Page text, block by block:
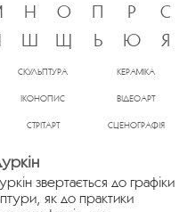
Н О П Р
С
Ш Щ Ь Ю Я
СКУЛЬПТУРА КЕРАМІКА
ІКОНОПИС ВІДЕОАРТ
СТРІТАРТ СЦЕНОГРАФІЯ
звертається до графіки
як до практики